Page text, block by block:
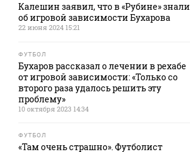
Калешин заявил, что в «Рубине» знали
об игровой зависимости Бухарова
22 июня 2024 15:21
ФУТБОЛ
Бухаров рассказал о лечении в рехабе
от игровой зависимости: «Только со
второго раза удалось решить эту
проблему»
10 октября 2023 14:34
ФУТБОЛ
«Там очень страшно». Футболист